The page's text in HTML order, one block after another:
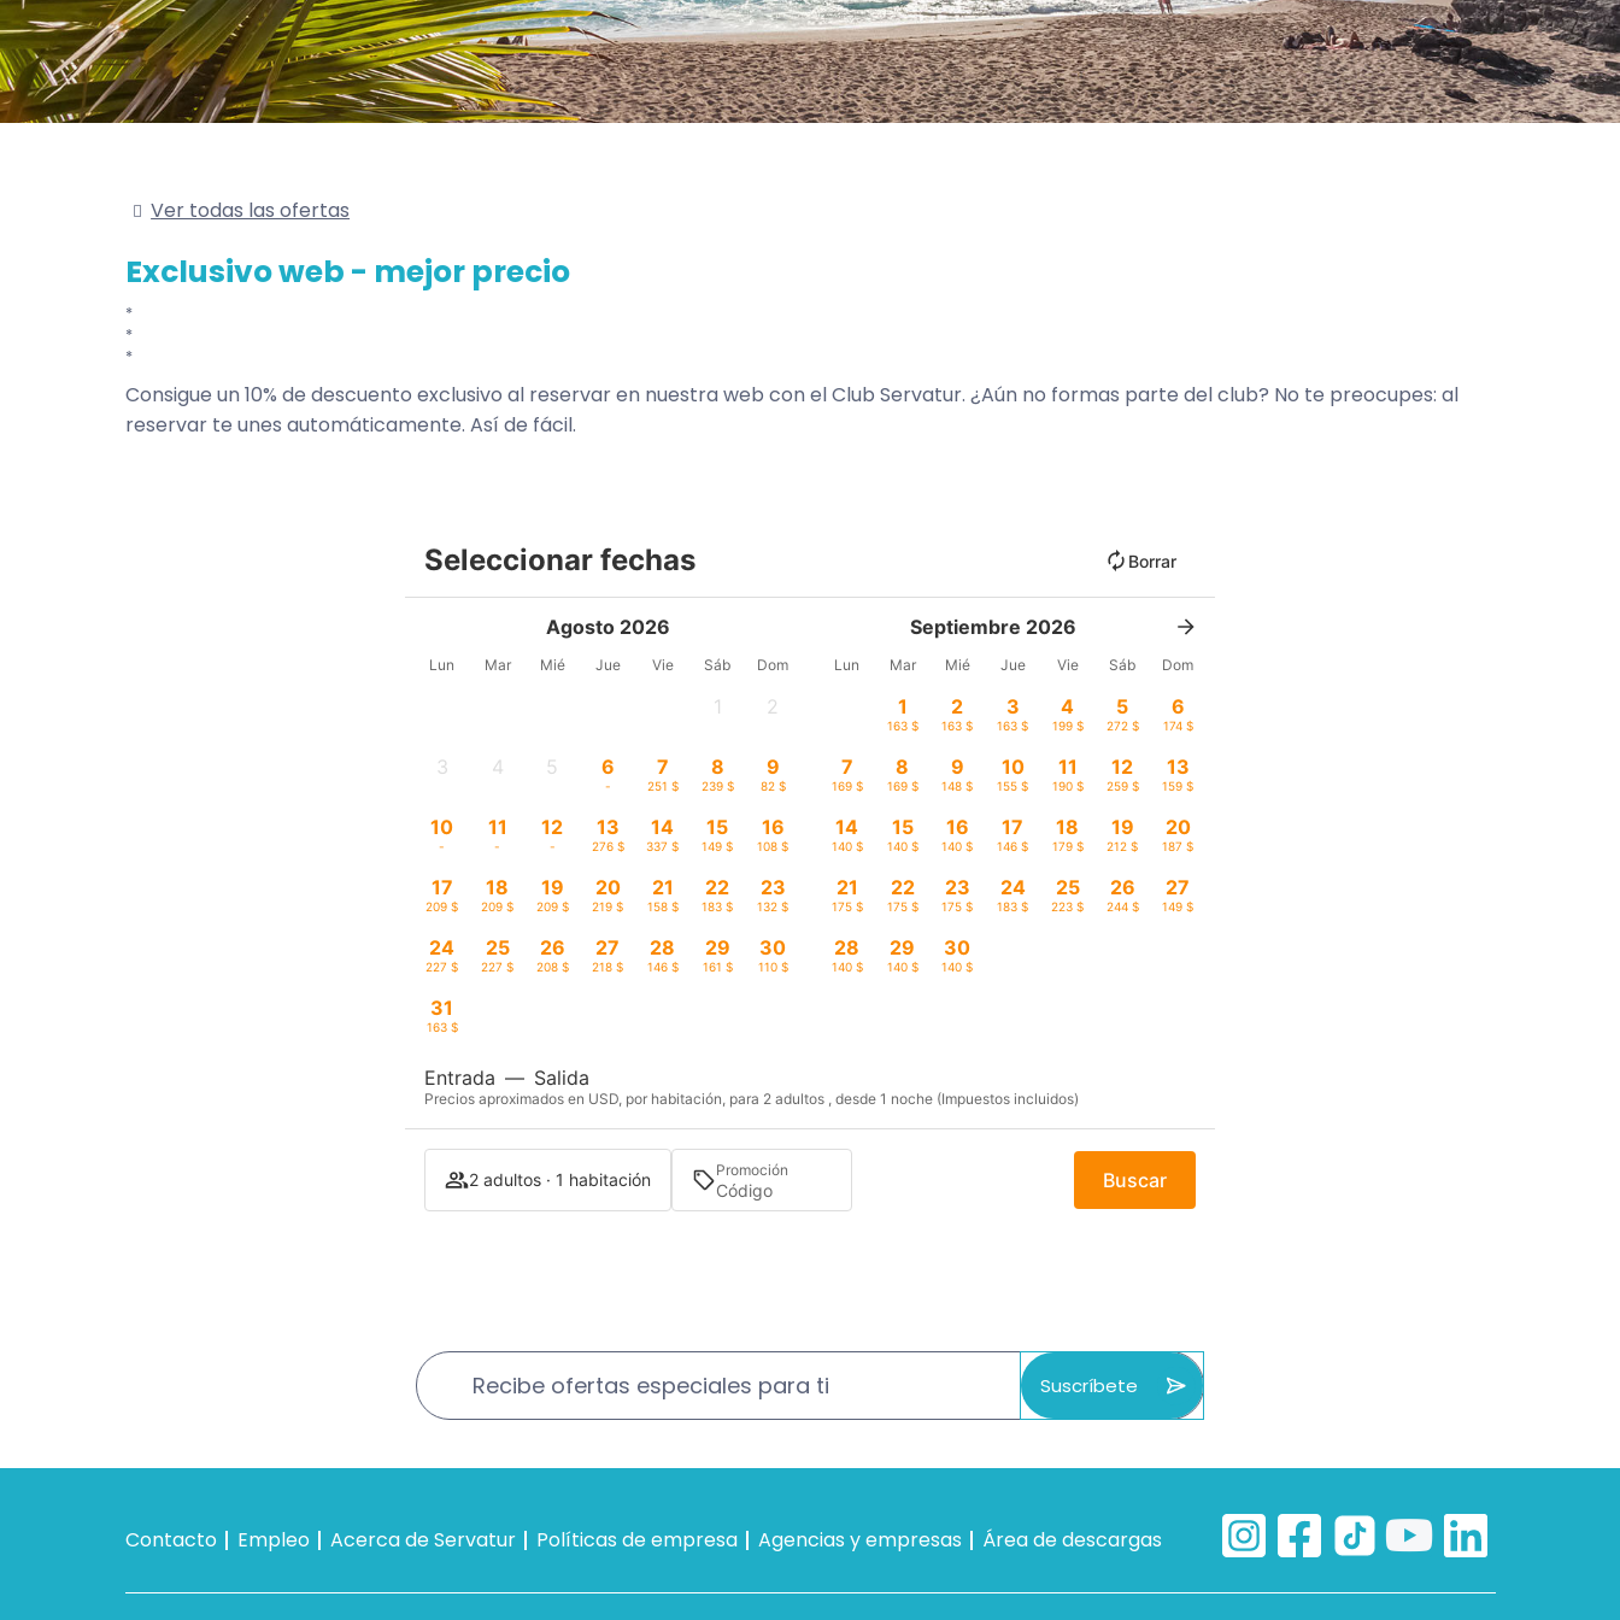
Ver todas las ofertas
Exclusivo web - mejor precio
Consigue un 10% de descuento exclusivo al reservar en nuestra web con el Club Servatur. ¿Aún no formas parte del club? No te preocupes: al
reservar te unes automáticamente. Así de fácil.
Seleccionar fechas Borrar
Agosto 2026
Lun Mar Mié Jue Vie Sáb Dom
1 2
3 4 5 6
-
7
251 $
8
239 $
9
82 $
10
-
11
-
12
-
13
276 $
14
337 $
15
149 $
16
108 $
17
209 $
18
209 $
19
209 $
20
219 $
21
158 $
22
183 $
23
132 $
24
227 $
25
227 $
26
208 $
27
218 $
28
146 $
29
161 $
30
110 $
31
163 $
Septiembre 2026
Lun Mar Mié Jue Vie Sáb Dom
1
163 $
2
163 $
3
163 $
4
199 $
5
272 $
6
174 $
7
169 $
8
169 $
9
148 $
10
155 $
11
190 $
12
259 $
13
159 $
14
140 $
15
140 $
16
140 $
17
146 $
18
179 $
19
212 $
20
187 $
21
175 $
22
175 $
23
175 $
24
183 $
25
223 $
26
244 $
27
149 $
28
140 $
29
140 $
30
140 $
Entrada — Salida
Precios aproximados en USD, por habitación, para 2 adultos , desde 1 noche (Impuestos incluidos)
2 adultos · 1 habitación Promoción Buscar
Recibe ofertas especiales para ti Suscríbete
Contacto Empleo Acerca de Servatur Políticas de empresa Agencias y empresas Área de descargas